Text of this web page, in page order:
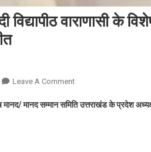
विद्यापीठ वाराणासी के
Leave A CommentOn
दत्त
मानद/ मानद सम्मान समिति उत्तराखंड के प्रदेश